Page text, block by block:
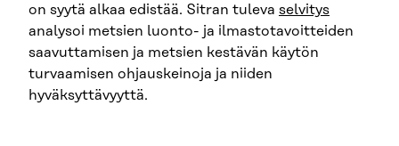
on syytä alkaa edistää. Sitran tuleva selvitys
analysoi metsien luonto- ja ilmastotavoitteiden
saavuttamisen ja metsien kestävän käytön
turvaamisen ohjauskeinoja ja niiden
hyväksyttävyyttä.